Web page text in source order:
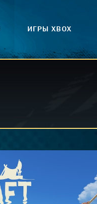
ИГРЫ XBOX